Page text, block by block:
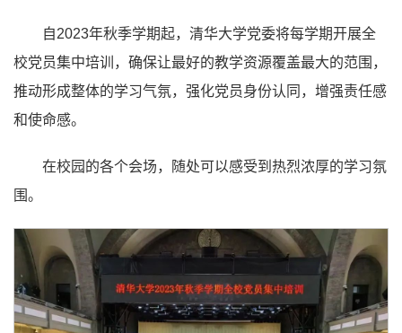
自2023年秋季学期起，清华大学党委将每学期开展全
校党员集中培训，确保让最好的教学资源覆盖最大的范围，
推动形成整体的学习气氛，强化党员身份认同，增强责任感
和使命感。
在校园的各个会场，随处可以感受到热烈浓厚的学习氛
围。